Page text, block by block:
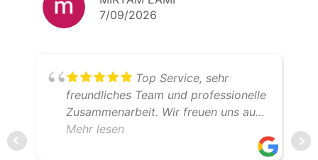
7/09/2026
Top Service, sehr
freundliches Team und professionelle
Zusammenarbeit. Wir freuen uns auf
weitere gemeinsame Transporte.
Mehr lesen